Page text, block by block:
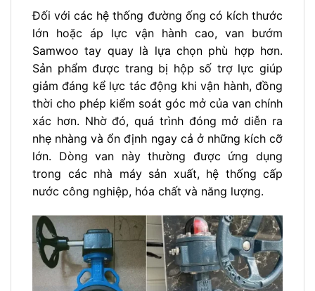
Đối với các hệ thống đường ống có kích thước
lớn hoặc áp lực vận hành cao, van bướm
Samwoo tay quay là lựa chọn phù hợp hơn.
Sản phẩm được trang bị hộp số trợ lực giúp
giảm đáng kể lực tác động khi vận hành, đồng
thời cho phép kiểm soát góc mở của van chính
xác hơn. Nhờ đó, quá trình đóng mở diễn ra
nhẹ nhàng và ổn định ngay cả ở những kích cỡ
lớn. Dòng van này thường được ứng dụng
trong các nhà máy sản xuất, hệ thống cấp
nước công nghiệp, hóa chất và năng lượng.